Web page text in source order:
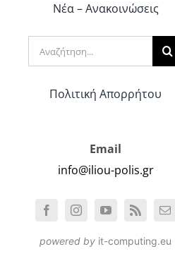
Νέα – Ανακοινώσεις
Αναζήτηση
για:
Πολιτική Απορρήτου
Email
info@iliou-polis.gr
powered by it-computing.eu